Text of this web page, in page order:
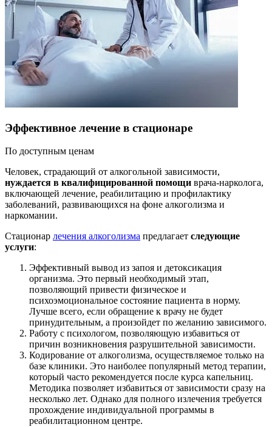
Эффективное лечение в стационаре
По доступным ценам
Человек, страдающий от алкогольной зависимости,
нуждается в квалифицированной помощи врача-нарколога,
включающей лечение, реабилитацию и профилактику
заболеваний, развивающихся на фоне алкоголизма и
наркомании.
Стационар лечения алкоголизма предлагает следующие
услуги:
Эффективный вывод из запоя и детоксикация
организма. Это первый необходимый этап,
позволяющий привести физическое и
психоэмоциональное состояние пациента в норму.
Лучше всего, если обращение к врачу не будет
принудительным, а произойдет по желанию зависимого.
Работу с психологом, позволяющую избавиться от
причин возникновения разрушительной зависимости.
Кодирование от алкоголизма, осуществляемое только на
базе клиники. Это наиболее популярный метод терапии,
который часто рекомендуется после курса капельниц.
Методика позволяет избавиться от зависимости сразу на
несколько лет. Однако для полного излечения требуется
прохождение индивидуальной программы в
реабилитационном центре.